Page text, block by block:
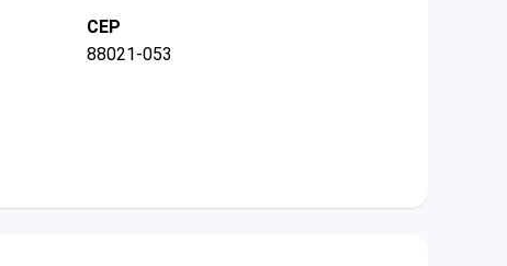
CEP
88021-053